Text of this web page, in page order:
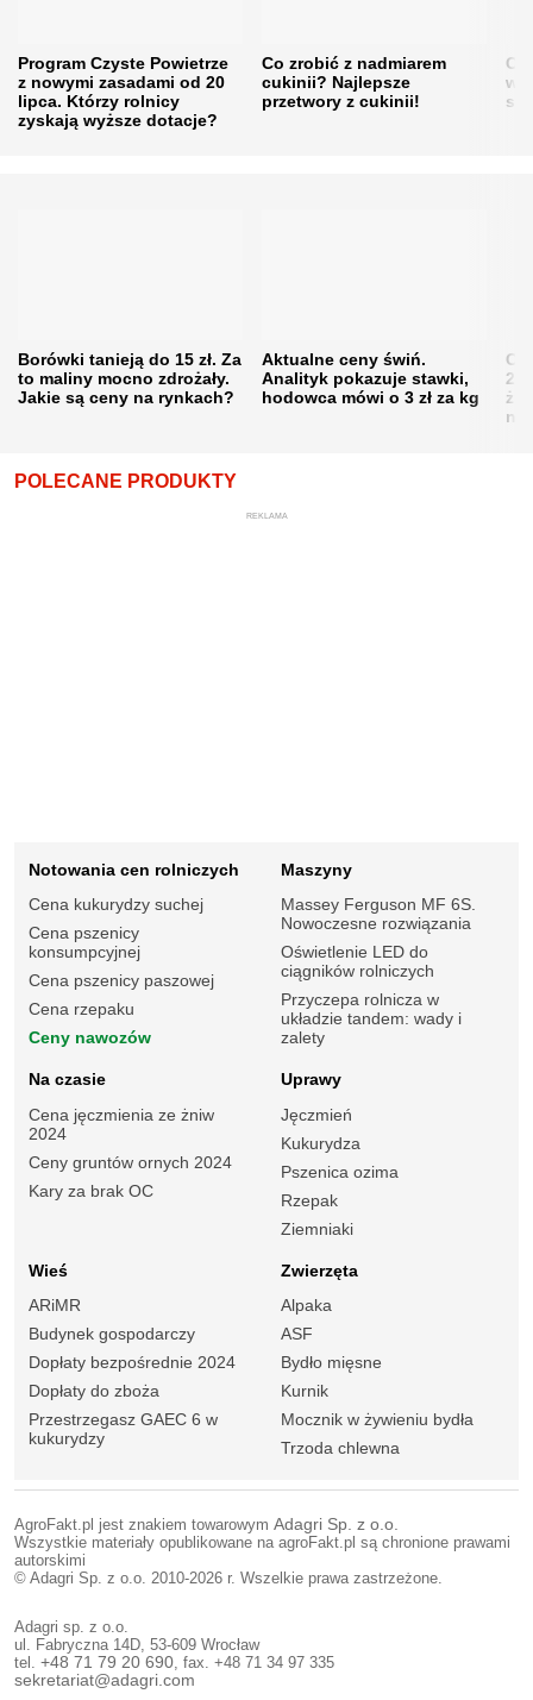
Program Czyste Powietrze
z nowymi zasadami od 20
lipca. Którzy rolnicy
zyskają wyższe dotacje?
Co zrobić z nadmiarem
cukinii? Najlepsze
przetwory z cukinii!
w
Borówki tanieją do 15 zł. Za
to maliny mocno zdrożały.
Jakie są ceny na rynkach?
Aktualne ceny świń.
Analityk pokazuje stawki,
hodowca mówi o 3 zł za kg
POLECANE PRODUKTY
REKLAMA
Notowania cen rolniczych
Cena kukurydzy suchej
Cena pszenicy
konsumpcyjnej
Cena pszenicy paszowej
Cena rzepaku
Ceny nawozów
Maszyny
Massey Ferguson MF 6S.
Nowoczesne rozwiązania
Oświetlenie LED do
ciągników rolniczych
Przyczepa rolnicza w
układzie tandem: wady i
zalety
Na czasie
Cena jęczmienia ze żniw
2024
Ceny gruntów ornych 2024
Kary za brak OC
Uprawy
Jęczmień
Kukurydza
Pszenica ozima
Rzepak
Ziemniaki
Wieś
ARiMR
Budynek gospodarczy
Dopłaty bezpośrednie 2024
Dopłaty do zboża
Przestrzegasz GAEC 6 w
kukurydzy
Zwierzęta
Alpaka
ASF
Bydło mięsne
Kurnik
Mocznik w żywieniu bydła
Trzoda chlewna
AgroFakt.pl jest znakiem towarowym Adagri Sp. z o.o.
Wszystkie materiały opublikowane na agroFakt.pl są chronione prawami
autorskimi
© Adagri Sp. z o.o. 2010-2026 r. Wszelkie prawa zastrzeżone.
Adagri sp. z o.o.
ul. Fabryczna 14D, 53-609 Wrocław
tel. +48 71 79 20 690 , fax. +48 71 34 97 335
sekretariat@adagri.com